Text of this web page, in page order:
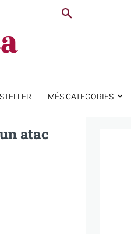
MÉS CATEGORIES
atac